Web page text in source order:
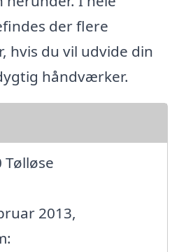
der flere
hvis du vil udvide din
håndværker.
Tølløse
2013,